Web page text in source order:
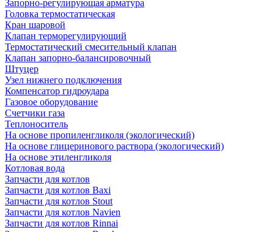
Запорно-регулирующая арматура
Головка термостатическая
Кран шаровой
Клапан терморегулирующий
Термостатический смесительный клапан
Клапан запорно-балансировочный
Штуцер
Узел нижнего подключения
Компенсатор гидроудара
Газовое оборудование
Счетчики газа
Теплоноситель
На основе пропиленгликоля (экологический)
На основе глицеринового раствора (экологический)
На основе этиленгликоля
Котловая вода
Запчасти для котлов
Запчасти для котлов Baxi
Запчасти для котлов Stout
Запчасти для котлов Navien
Запчасти для котлов Rinnai